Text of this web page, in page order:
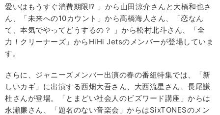
愛いはもうすぐ消費期限!? 」から山田涼介さんと大橋和也さ
ん、「未来への10カウント」から髙橋海人さん、「恋なん
て、本気でやってどうするの？ 」から松村北斗さん、「全
力！クリーナーズ」からHiHi Jetsのメンバーが登場していま
す。
さらに、ジャニーズメンバー出演の春の番組特集では、「新
しいカギ」に出演する西畑大吾さん、大西流星さん、長尾謙
杜さんが登場。「とまどい社会人のビズワード講座」からは
永瀬廉さん、「題名のない音楽会」からはSixTONESのメン